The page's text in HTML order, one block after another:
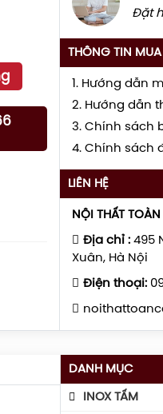
Đặt
THÔNG TIN
1. Hướng dẫn
2. Hướng dẫn
3. Chính sách
4. Chính sách
LIÊN HỆ
NỘI THẤT
Địa chỉ : 495
Xuân, Hà Nội
Điện thoại:
DANH MỤC
INOX TẤM